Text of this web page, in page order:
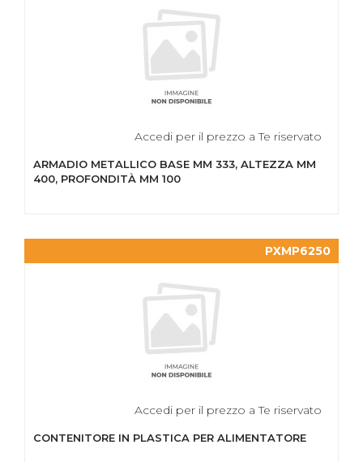
Accedi per il prezzo a Te riservato
ARMADIO METALLICO BASE MM 333, ALTEZZA MM
400, PROFONDITÀ MM 100
PXMP6250
Accedi per il prezzo a Te riservato
CONTENITORE IN PLASTICA PER ALIMENTATORE